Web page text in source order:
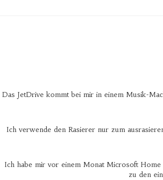
Das JetDrive kommt bei mir in einem Musik-
Ich verwende den Rasierer nur zum
Ich habe mir vor einem Monat Microsoft Home
zu den